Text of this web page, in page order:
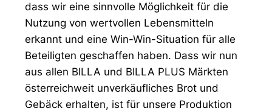
dass wir eine sinnvolle Möglichkeit für die
Nutzung von wertvollen Lebensmitteln
erkannt und eine Win-Win-Situation für alle
Beteiligten geschaffen haben. Dass wir nun
aus allen BILLA und BILLA PLUS Märkten
österreichweit unverkäufliches Brot und
Gebäck erhalten, ist für unsere Produktion